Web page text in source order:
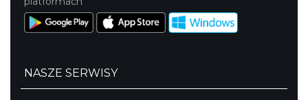
NASZE SERWISY